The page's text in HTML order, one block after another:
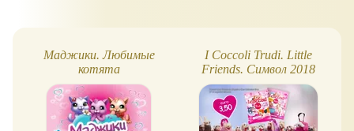
Маджики. Любимые
котята
I Coccoli Trudi. Little
Friends. Символ 2018
года!